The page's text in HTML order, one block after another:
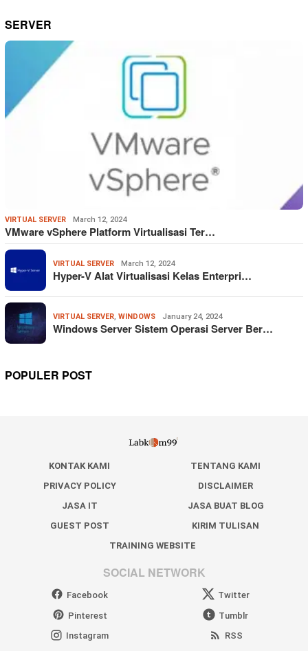
SERVER
VIRTUAL SERVER March 12, 2024
VMware vSphere Platform Virtualisasi Ter…
VIRTUAL SERVER March 12, 2024
Hyper-V Alat Virtualisasi Kelas Enterpri…
VIRTUAL SERVER, WINDOWS January 24, 2024
Windows Server Sistem Operasi Server Ber…
POPULER POST
KONTAK KAMI
TENTANG KAMI
PRIVACY POLICY
DISCLAIMER
JASA IT
JASA BUAT BLOG
GUEST POST
KIRIM TULISAN
TRAINING WEBSITE
SOCIAL NETWORK
Facebook
Twitter
Pinterest
Tumblr
Instagram
RSS